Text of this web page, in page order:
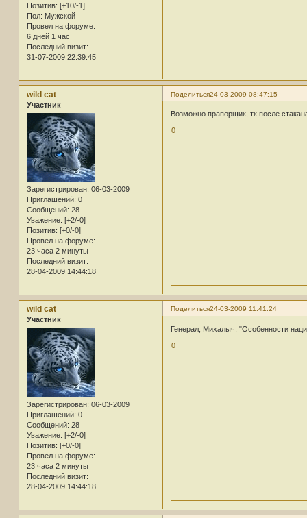
Позитив: [+10/-1]
Пол: Мужской
Провел на форуме:
6 дней 1 час
Последний визит:
31-07-2009 22:39:45
Поделиться24-03-2009 08:47:15
wild cat
Участник
Зарегистрирован: 06-03-2009
Приглашений: 0
Сообщений: 28
Уважение: [+2/-0]
Позитив: [+0/-0]
Провел на форуме:
23 часа 2 минуты
Последний визит:
28-04-2009 14:44:18
Возможно прапорщик, тк после
0
Поделиться24-03-2009 11:41:24
wild cat
Участник
Зарегистрирован: 06-03-2009
Приглашений: 0
Сообщений: 28
Уважение: [+2/-0]
Позитив: [+0/-0]
Провел на форуме:
23 часа 2 минуты
Последний визит:
28-04-2009 14:44:18
Генерал, Михалыч, "Особенности
0